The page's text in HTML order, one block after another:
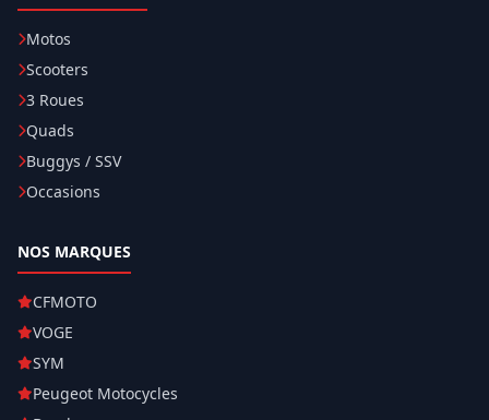
Motos
Scooters
3 Roues
Quads
Buggys / SSV
Occasions
NOS MARQUES
CFMOTO
VOGE
SYM
Peugeot Motocycles